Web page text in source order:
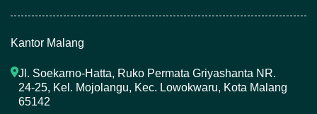
Kantor Malang
Jl. Soekarno-Hatta, Ruko Permata Griyashanta NR.
24-25, Kel. Mojolangu, Kec. Lowokwaru, Kota Malang
65142